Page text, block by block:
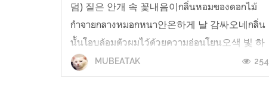
덤) 짙은 안개 속 꽃내음이กลิ่นหอมของดอกไม้
กำจายกลางหมอกหนา안온하게 날 감싸오네กลิ่น
นั้นโอบล้อมตัวผมไว้ด้วยความอ่อนโยน오색 빛 하
늘위로 잠이 들 때까지จนกว่าผมจะหลับใหลอยู่
บนผืนฟ้าหลากสีสัน매일 널 기다리네ทุกวันผมทำ
MUBEATAK 254